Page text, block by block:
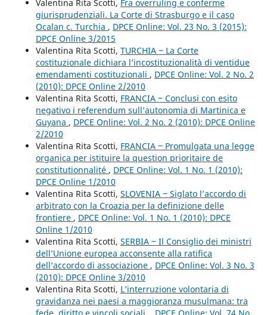
Valentina Rita Scotti, Fra overruling e conferme
giurisprudenziali. La Corte di Strasburgo e il caso
Ocalan c. Turchia , DPCE Online: Vol. 23 No. 3 (2015):
DPCE Online 3/2015
Valentina Rita Scotti, TURCHIA ‒ La Corte
costituzionale dichiara l’incostituzionalità di ventidue
emendamenti costituzionali , DPCE Online: Vol. 2 No. 2
(2010): DPCE Online 2/2010
Valentina Rita Scotti, FRANCIA ‒ Conclusi con esito
negativo i referendum sull’autonomia di Martinica e
Guyana , DPCE Online: Vol. 2 No. 2 (2010): DPCE Online
2/2010
Valentina Rita Scotti, FRANCIA ‒ Promulgata una legge
organica per istituire la question prioritaire de
constitutionnalité , DPCE Online: Vol. 1 No. 1 (2010):
DPCE Online 1/2010
Valentina Rita Scotti, SLOVENIA ‒ Siglato l’accordo di
arbitrato con la Croazia per la definizione delle
frontiere , DPCE Online: Vol. 1 No. 1 (2010): DPCE
Online 1/2010
Valentina Rita Scotti, SERBIA ‒ Il Consiglio dei ministri
dell’Unione europea acconsente alla ratifica
dell’accordo di associazione , DPCE Online: Vol. 3 No. 3
(2010): DPCE Online 3/2010
Valentina Rita Scotti, L’interruzione volontaria di
gravidanza nei paesi a maggioranza musulmana: tra